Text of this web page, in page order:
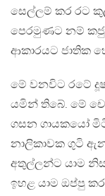
සෙල්ලම් කර රට
පෙරමුණට නම් කජු
ආකාරයට ජාතික
මේ වනවිට රටේ
යමින් තිබේ. මේ
ගසන ගායකයෝ
නාලිකාවක ගුටි
අතුල්ලන්ට යාම
ඉහළ යාම ඔප්පු